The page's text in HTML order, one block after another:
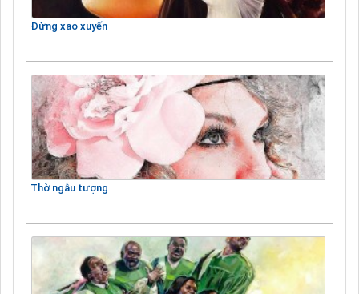
Đừng xao xuyến
Thờ ngẫu tượng